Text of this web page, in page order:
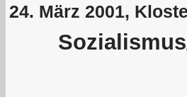
24. März 2001,